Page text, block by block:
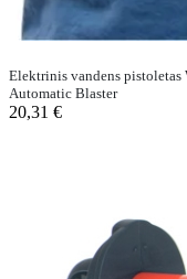
Elektrinis vandens pistoletas
Automatic Blaster
20,31 €